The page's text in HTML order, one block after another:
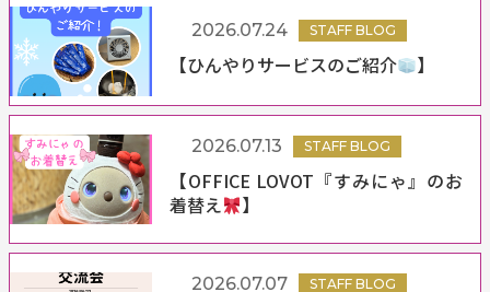
【ひんやりサービスのご紹介 】
2026.07.24 STAFF BLOG
【OFFICE LOVOT『すみにゃ』のお
着替え
】
2026.07.13 STAFF BLOG
2026.07.07 STAFF BLOG